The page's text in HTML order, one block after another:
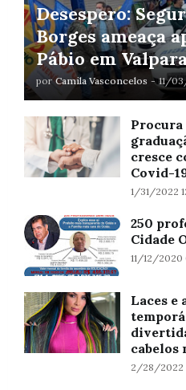
Desespero:
Borges ameaça
Pábio em
por Camila Vasconcelos - 11/
Procura
cresce
Covid-
1/31/2022
250
Cidade
11/12/2020
Laces e
cabelos
2/28/2022